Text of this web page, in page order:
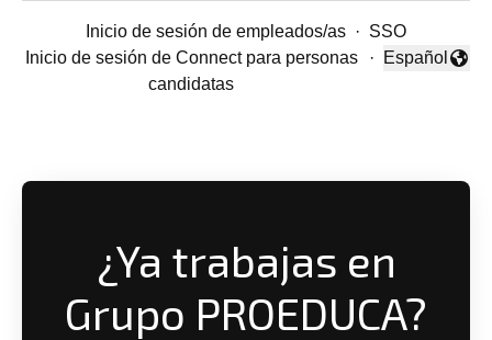
Inicio de sesión de empleados/as · SSO
Inicio de sesión de Connect para personas
candidatas
·
Cambiar
Español
¿Ya trabajas en
Grupo PROEDUCA?